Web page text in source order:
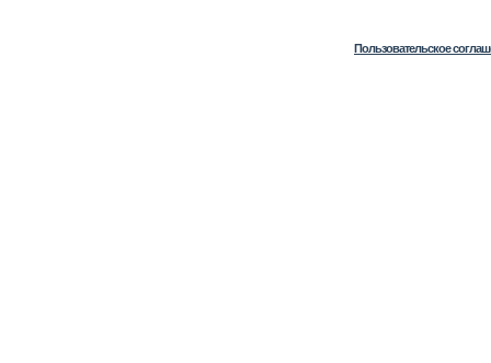
Пользовательское